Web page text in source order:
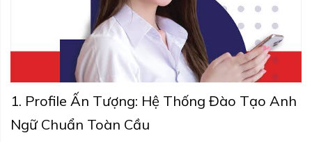
1. Profile Ấn Tượng: Hệ Thống Đào Tạo Anh
Ngữ Chuẩn Toàn Cầu